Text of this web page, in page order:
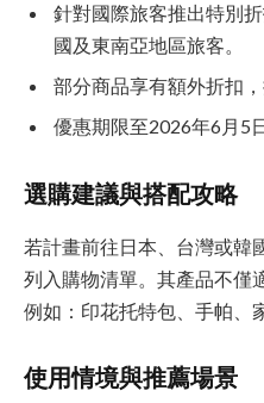
針對國際旅客推出特別
國及東南亞地區旅客。
部分商品享有額外折扣，
優惠期限至2026年6月5
選購建議與搭配攻略
若計畫前往日本、台灣或韓
列入購物清單。其產品不僅
例如：印花托特包、手帕、
使用情境與推薦場景